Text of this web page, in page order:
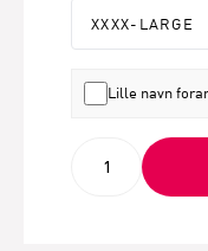
XXXX-LARGE
Lille navn